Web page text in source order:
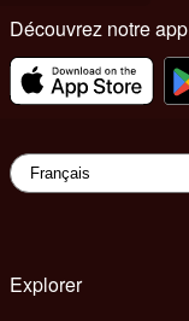
Découvrez notre app
Explorer